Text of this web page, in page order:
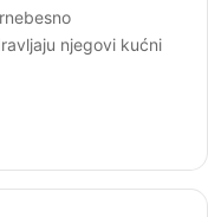
njegovi kućni